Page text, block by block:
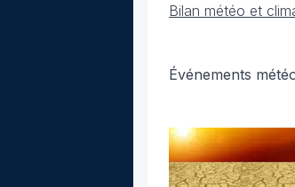
Bilan météo et
Événements